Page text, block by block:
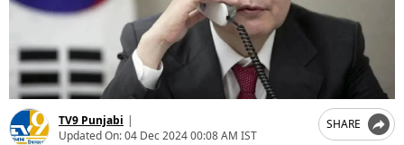
TV9 Punjabi |
Updated On:04 Dec 2024 00:08 AM IST
SHARE